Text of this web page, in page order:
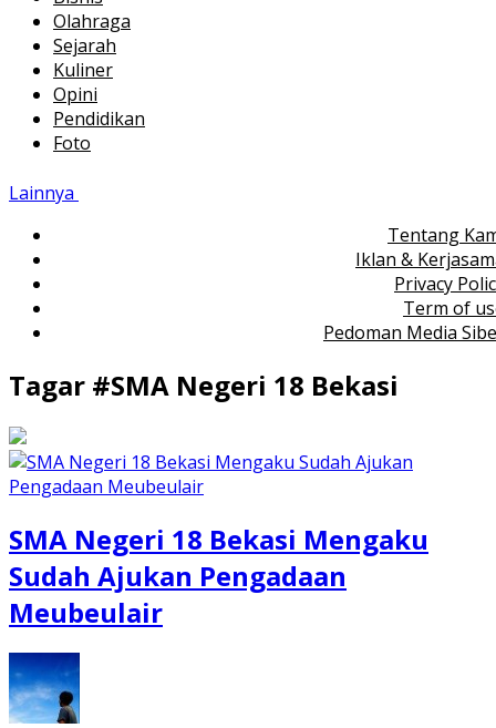
Olahraga
Sejarah
Kuliner
Opini
Pendidikan
Foto
Lainnya
Tentang
Iklan &
Privacy
Term of
Pedoman Media
Tagar #SMA Negeri 18 Bekasi
SMA Negeri 18 Bekasi Mengaku
Sudah Ajukan Pengadaan
Meubeulair